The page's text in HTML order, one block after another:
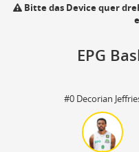
Bitte das Device quer
EPG
#0 Decorian